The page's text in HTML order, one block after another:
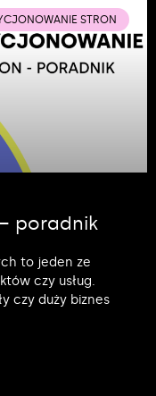
STRON
poradnik
to jeden ze
czy usług.
czy duży biznes